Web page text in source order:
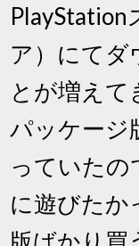
PlayStation
ア）にてダ
とが増えて
パッケージ
っていたの
に遊びたか
版ばかり買